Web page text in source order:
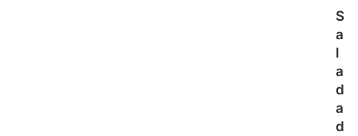
S
a
l
a
d
a
d